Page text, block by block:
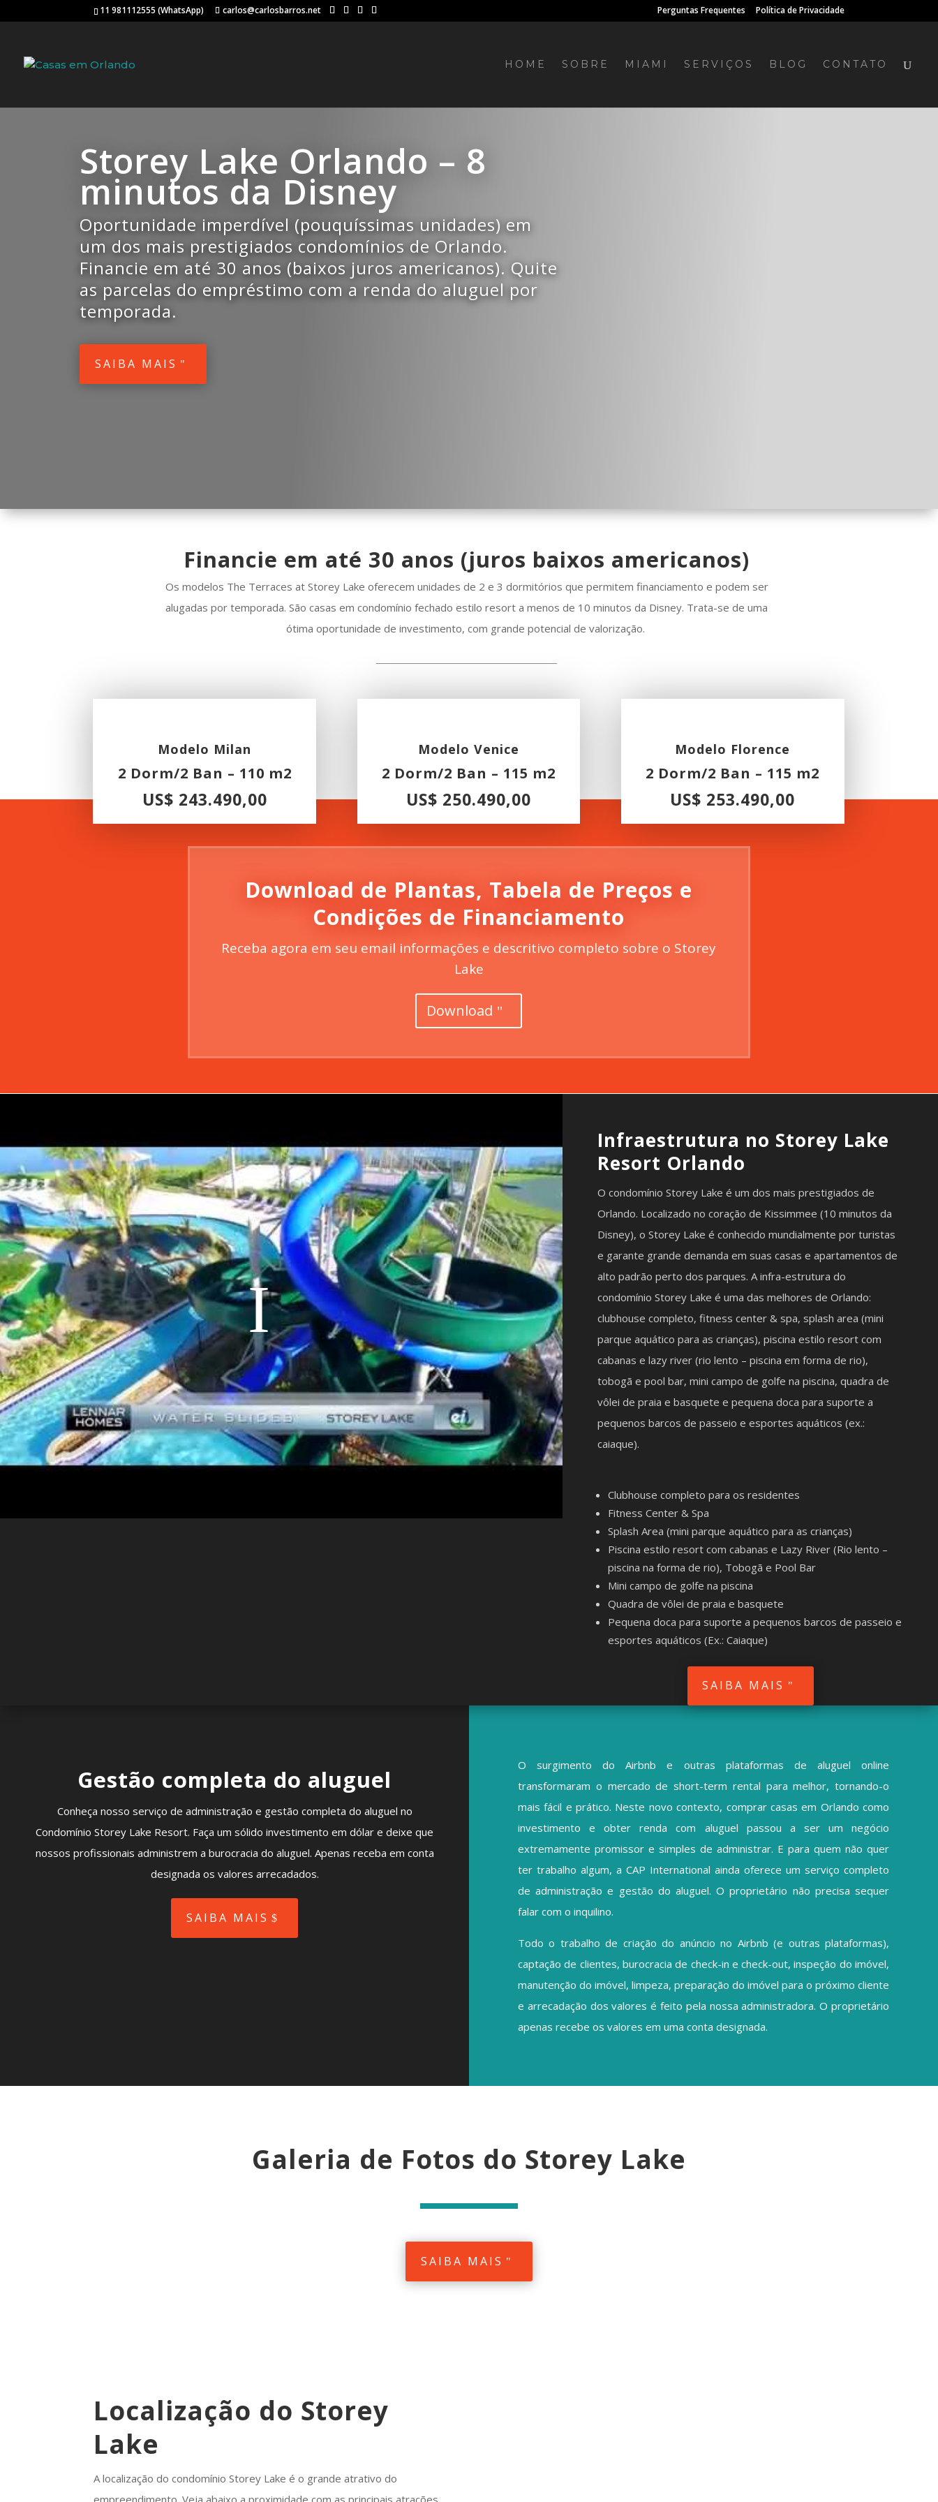
11 981112555 (WhatsApp) carlos@carlosbarros.net Perguntas Frequentes Política de Privacidade
HOME SOBRE MIAMI SERVIÇOS BLOG CONTATO
Storey Lake Orlando – 8
minutos da Disney
Oportunidade imperdível (pouquíssimas unidades) em
um dos mais prestigiados condomínios de Orlando.
Financie em até 30 anos (baixos juros americanos). Quite
as parcelas do empréstimo com a renda do aluguel por
temporada.
SAIBA MAIS
Financie em até 30 anos (juros baixos americanos)
Os modelos The Terraces at Storey Lake oferecem unidades de 2 e 3 dormitórios que permitem financiamento e podem ser
alugadas por temporada. São casas em condomínio fechado estilo resort a menos de 10 minutos da Disney. Trata-se de uma
ótima oportunidade de investimento, com grande potencial de valorização.
Modelo Milan
2 Dorm/2 Ban – 110 m2
US$ 243.490,00
Modelo Venice
2 Dorm/2 Ban – 115 m2
US$ 250.490,00
Modelo Florence
2 Dorm/2 Ban – 115 m2
US$ 253.490,00
Download de Plantas, Tabela de Preços e
Condições de Financiamento
Receba agora em seu email informações e descritivo completo sobre o Storey
Lake
Download
Infraestrutura no Storey Lake
Resort Orlando
O condomínio Storey Lake é um dos mais prestigiados de
Orlando. Localizado no coração de Kissimmee (10 minutos da
Disney), o Storey Lake é conhecido mundialmente por turistas
e garante grande demanda em suas casas e apartamentos de
alto padrão perto dos parques. A infra-estrutura do
condomínio Storey Lake é uma das melhores de Orlando:
clubhouse completo, fitness center & spa, splash area (mini
parque aquático para as crianças), piscina estilo resort com
cabanas e lazy river (rio lento – piscina em forma de rio),
tobogã e pool bar, mini campo de golfe na piscina, quadra de
vôlei de praia e basquete e pequena doca para suporte a
pequenos barcos de passeio e esportes aquáticos (ex.:
caiaque).
Clubhouse completo para os residentes
Fitness Center & Spa
Splash Area (mini parque aquático para as crianças)
Piscina estilo resort com cabanas e Lazy River (Rio lento –
piscina na forma de rio), Tobogã e Pool Bar
Mini campo de golfe na piscina
Quadra de vôlei de praia e basquete
Pequena doca para suporte a pequenos barcos de passeio e
esportes aquáticos (Ex.: Caiaque)
SAIBA MAIS
Gestão completa do aluguel
Conheça nosso serviço de administração e gestão completa do aluguel no
Condomínio Storey Lake Resort. Faça um sólido investimento em dólar e deixe que
nossos profissionais administrem a burocracia do aluguel. Apenas receba em conta
designada os valores arrecadados.
SAIBA MAIS
O surgimento do Airbnb e outras plataformas de aluguel online
transformaram o mercado de short-term rental para melhor, tornando-o
mais fácil e prático. Neste novo contexto, comprar casas em Orlando como
investimento e obter renda com aluguel passou a ser um negócio
extremamente promissor e simples de administrar. E para quem não quer
ter trabalho algum, a CAP International ainda oferece um serviço completo
de administração e gestão do aluguel. O proprietário não precisa sequer
falar com o inquilino.
Todo o trabalho de criação do anúncio no Airbnb (e outras plataformas),
captação de clientes, burocracia de check-in e check-out, inspeção do imóvel,
manutenção do imóvel, limpeza, preparação do imóvel para o próximo cliente
e arrecadação dos valores é feito pela nossa administradora. O proprietário
apenas recebe os valores em uma conta designada.
Galeria de Fotos do Storey Lake
SAIBA MAIS
Localização do Storey
Lake
A localização do condomínio Storey Lake é o grande atrativo do
empreendimento. Veja abaixo a proximidade com as principais atrações